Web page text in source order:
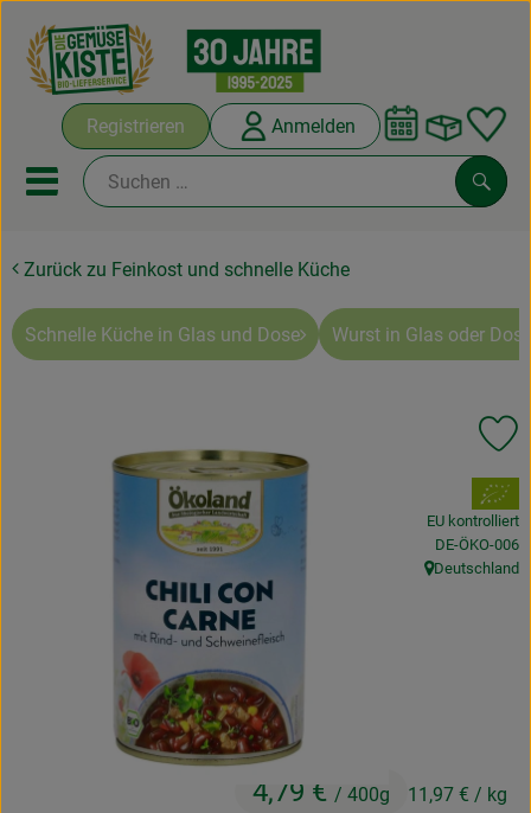
Registrieren Anmelden
Mobiles Menu öffnen oder
Abokisten
Kochboxen
Kochen & Backen
Zurück zu Feinkost und schnelle Küche
Schnelle Küche in Glas und Dose Wurst in Glas oder
4,79 € / 400g 11,97 € / kg
, Verband:
EU kontrolliert
, Kontrollstelle:
DE-ÖKO-006
, Herkunft:
Deutschland